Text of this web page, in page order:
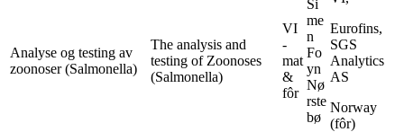
Analyse og testing av
zoonoser (Salmonella)
The analysis and
testing of Zoonoses
(Salmonella)
VI
-
mat
&
fôr
Si
me
n
Fo
yn
Nø
rste
bø
Eurofins,
SGS
Analytics
AS
Norway
(fôr)